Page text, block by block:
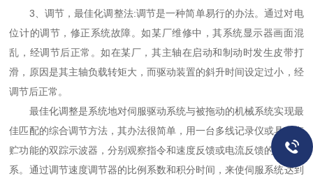
3、调节，最佳化调整法:调节是一种简单易行的办法。通过对电
位计的调节，修正系统故障。如某厂维修中，其系统显示器画面混
乱，经调节后正常。如在某厂，其主轴在启动和制动时发生皮带打
滑，原因是其主轴负载转矩大，而驱动装置的斜升时间设定过小，经
调节后正常。
最佳化调整是系统地对伺服驱动系统与被拖动的机械系统实现最
佳匹配的综合调节方法，其办法很简单，用一台多线记录仪或具有存
贮功能的双踪示波器，分别观察指令和速度反馈或电流反馈的响应关
系。通过调节速度调节器的比例系数和积分时间，来使伺服系统达到